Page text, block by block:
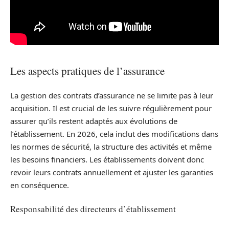
Les aspects pratiques de l’assurance
La gestion des contrats d’assurance ne se limite pas à leur
acquisition. Il est crucial de les suivre régulièrement pour
assurer qu’ils restent adaptés aux évolutions de
l’établissement. En 2026, cela inclut des modifications dans
les normes de sécurité, la structure des activités et même
les besoins financiers. Les établissements doivent donc
revoir leurs contrats annuellement et ajuster les garanties
en conséquence.
Responsabilité des directeurs d’établissement